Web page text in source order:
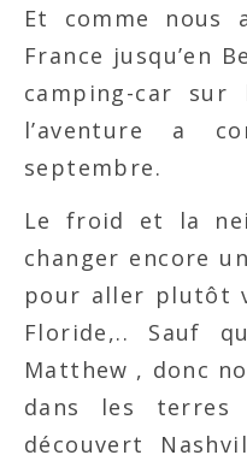
Et comme nous
France jusqu’en
camping-car
l’aventure a
septembre.
Le froid et la
changer encore
pour aller plutôt
Floride,.. Sauf
Matthew , donc
dans les terres
découvert